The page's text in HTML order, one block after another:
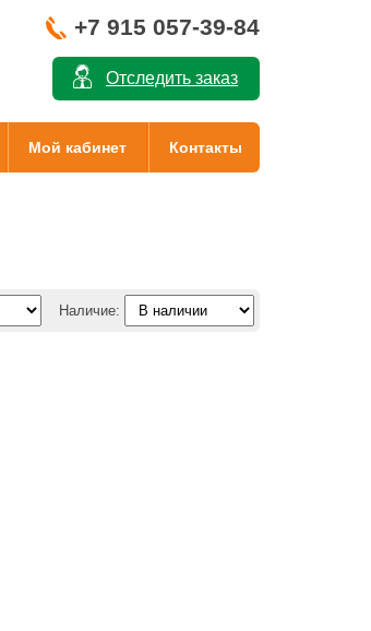
Отследить заказ
+7 915 057-39-84
Мой кабинет Контакты
Наличие: